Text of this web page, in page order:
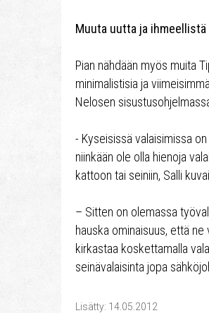
Muuta uutta ja ihmeellistä
Pian nähdään myös muita
minimalistisia ja
Nelosen
- Kyseisissä valaisimissa
niinkään ole olla hienoja
kattoon tai seiniin, Salli
– Sitten on olemassa
hauska ominaisuus, että
kirkastaa koskettamalla
seinävalaisinta jopa
Lisätty: 14.05.2012